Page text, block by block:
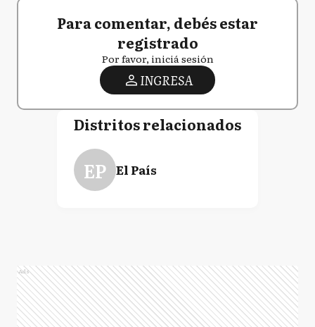
Para comentar, debés estar
registrado
Por favor, iniciá sesión
INGRESA
Distritos relacionados
EP El País
Ads